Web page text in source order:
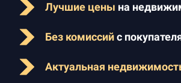
Лучшие цены на
Без комиссийс
Актуальная